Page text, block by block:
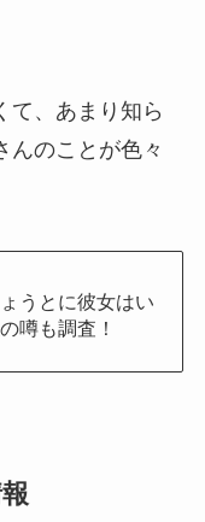
て、あまり知ら
んのことが色々
うとに彼女はい
噂も調査！